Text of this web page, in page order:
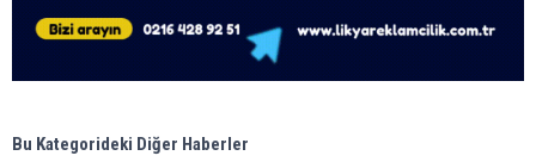
Bu Kategorideki Diğer Haberler